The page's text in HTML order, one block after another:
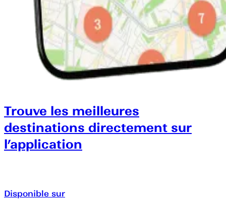
Trouve les meilleures
destinations directement sur
l’application
Disponible sur